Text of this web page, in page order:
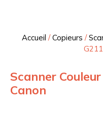
Accueil /Copieurs /
Scanner
Canon